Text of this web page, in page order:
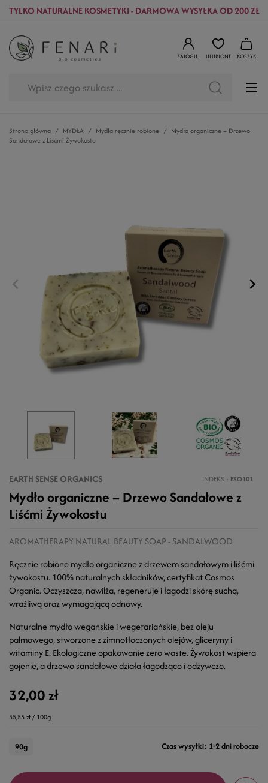
TYLKO NATURALNE KOSMETYKI - DARMOWA WYSYŁKA OD 200 ZŁ
ZALOGUJ ULUBIONE KOSZYK
Strona główna MYDŁA Mydła ręcznie robione
Mydło organiczne – Drzewo
Sandałowe z Liśćmi Żywokostu
EARTH SENSE ORGANICS INDEKS ESO101
Mydło organiczne – Drzewo Sandałowe z
Liśćmi Żywokostu
AROMATHERAPY NATURAL BEAUTY SOAP - SANDALWOOD
Ręcznie robione mydło organiczne z drzewem sandałowym i liśćmi
żywokostu. 100% naturalnych składników, certyfikat Cosmos
Organic. Oczyszcza, nawilża, regeneruje i łagodzi skórę suchą,
wrażliwą oraz wymagającą odnowy.
Naturalne mydło wegańskie i wegetariańskie, bez oleju
palmowego, stworzone z zimnotłoczonych olejów, gliceryny i
witaminy E. Ekologiczne opakowanie zero waste. Żywokost wspiera
gojenie, a drzewo sandałowe działa łagodząco i odżywczo.
32,00 zł
35,55 zł / 100g
Czas wysyłki: 1-2 dni robocze
90g